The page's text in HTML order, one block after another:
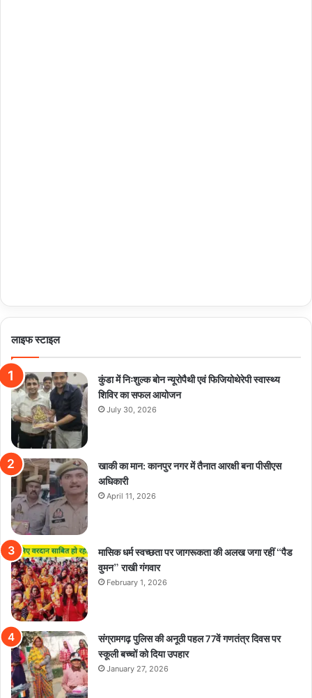
लाइफ स्टाइल
कुंडा में निःशुल्क बोन न्यूरोपैथी एवं फिजियोथेरेपी स्वास्थ्य
शिविर का सफल आयोजन
July 30, 2026
खाकी का मान: कानपुर नगर में तैनात आरक्षी बना पीसीएस
अधिकारी
April 11, 2026
मासिक धर्म स्वच्छता पर जागरूकता की अलख जगा रहीं “पैड
वुमन” राखी गंगवार
February 1, 2026
संग्रामगढ़ पुलिस की अनूठी पहल 77वें गणतंत्र दिवस पर
स्कूली बच्चों को दिया उपहार
January 27, 2026